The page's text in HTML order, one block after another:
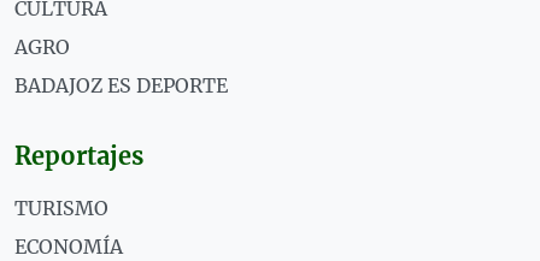
CULTURA
AGRO
BADAJOZ ES DEPORTE
Reportajes
TURISMO
ECONOMÍA